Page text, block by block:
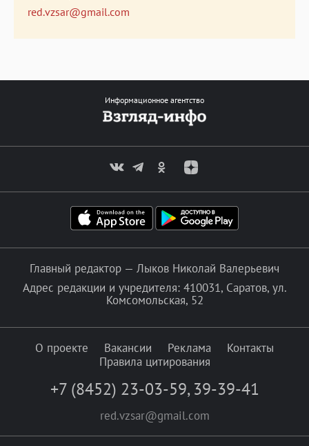
red.vzsar@gmail.com
Информационное агентство
Главный редактор — Лыков Николай Валерьевич
Адрес редакции и учредителя: 410031, Саратов, ул.
Комсомольская, 52
О проекте Вакансии Реклама
Контакты
Правила цитирования
+7 (8452) 23-03-59, 39-39-41
red.vzsar@gmail.com